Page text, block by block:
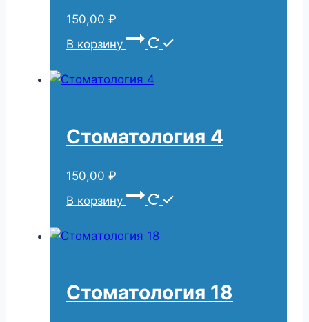
150,00 ₽
В корзину
Стоматология 4
150,00 ₽
В корзину
Стоматология 18